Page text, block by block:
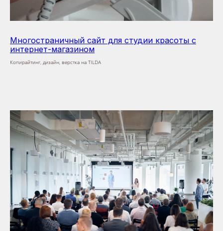
Многостраничный сайт для студии красоты с
интернет-магазином
Копирайтинг, дизайн, верстка на TILDA